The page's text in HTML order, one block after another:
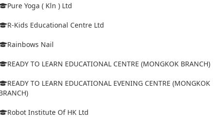
Pure Yoga ( Kln ) Ltd
R-Kids Educational Centre Ltd
Rainbows Nail
READY TO LEARN EDUCATIONAL CENTRE (MONGKOK BRANCH)
READY TO LEARN EDUCATIONAL EVENING CENTRE (MONGKOK
Robot Institute Of HK Ltd